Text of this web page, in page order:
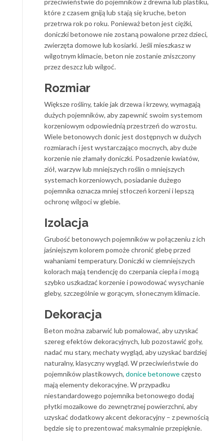
przeciwieństwie do pojemników z drewna lub plastiku,
które z czasem gniją lub stają się kruche, beton
przetrwa rok po roku. Ponieważ beton jest ciężki,
doniczki betonowe nie zostaną powalone przez dzieci,
zwierzęta domowe lub kosiarki. Jeśli mieszkasz w
wilgotnym klimacie, beton nie zostanie zniszczony
przez deszcz lub wilgoć.
Rozmiar
Większe rośliny, takie jak drzewa i krzewy, wymagają
dużych pojemników, aby zapewnić swoim systemom
korzeniowym odpowiednią przestrzeń do wzrostu.
Wiele betonowych donic jest dostępnych w dużych
rozmiarach i jest wystarczająco mocnych, aby duże
korzenie nie złamały doniczki. Posadzenie kwiatów,
ziół, warzyw lub mniejszych roślin o mniejszych
systemach korzeniowych, posiadanie dużego
pojemnika oznacza mniej stłoczeń korzeni i lepszą
ochronę wilgoci w glebie.
Izolacja
Grubość betonowych pojemników w połączeniu z ich
jaśniejszym kolorem pomoże chronić glebę przed
wahaniami temperatury. Doniczki w ciemniejszych
kolorach mają tendencję do czerpania ciepła i mogą
szybko uszkadzać korzenie i powodować wysychanie
gleby, szczególnie w gorącym, słonecznym klimacie.
Dekoracja
Beton można zabarwić lub pomalować, aby uzyskać
szereg efektów dekoracyjnych, lub pozostawić goły,
nadać mu stary, mechaty wygląd, aby uzyskać bardziej
naturalny, klasyczny wygląd. W przeciwieństwie do
pojemników plastikowych, donice betonoweczęsto
mają elementy dekoracyjne. W przypadku
niestandardowego pojemnika betonowego dodaj
płytki mozaikowe do zewnętrznej powierzchni, aby
uzyskać dodatkowy akcent dekoracyjny – z pewnością
będzie się to prezentować maksymalnie przepięknie.